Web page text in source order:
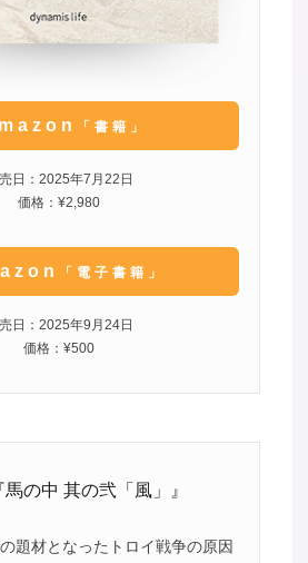
「書籍」
日：2025年7月22日
価格：¥2,980
「電子書籍」
日：2025年9月24日
価格：¥500
馬の中 其の弐「風」』
題材となったトロイ戦争の原因